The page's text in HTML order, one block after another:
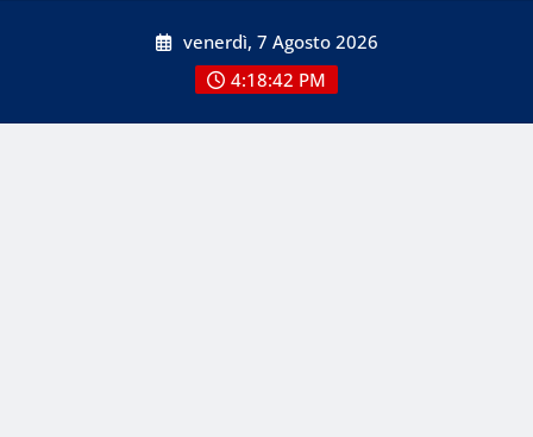
venerdì, 7 Agosto 2026
4:18:42 PM